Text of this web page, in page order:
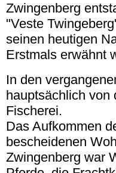
Zwingenberg
"Veste
seinen heutigen
Erstmals erwähnt
In den
hauptsächlich von
Fischerei.
Das Aufkommen
bescheidenen
Zwingenberg war